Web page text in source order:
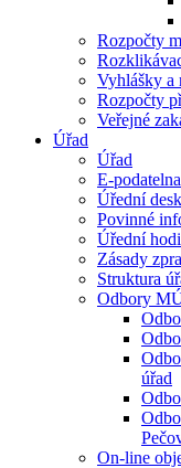
Rozpočty
Vyhlášky a
Rozpočty
Veřejné
Úřad
Úřad
E-podatelna
Úřední
Povinné
Úřední
Zásady
Struktura
Odbory
úřad
On-line